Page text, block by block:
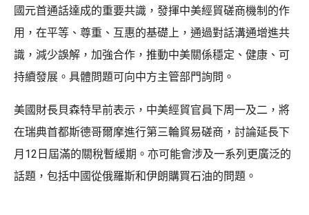
國元首通話達成的重要共識，發揮中美經貿磋商機制的作
用，在平等、尊重、互惠的基礎上，通過對話溝通增進共
識，減少誤解，加強合作，推動中美關係穩定、健康、可
持續發展。具體問題可向中方主管部門詢問。
美國財長貝森特早前表示，中美經貿官員下周一及二，將
在瑞典首都斯德哥爾摩進行第三輪貿易磋商，討論延長下
月12日屆滿的關稅暫緩期。亦可能會涉及一系列更廣泛的
話題，包括中國從俄羅斯和伊朗購買石油的問題。